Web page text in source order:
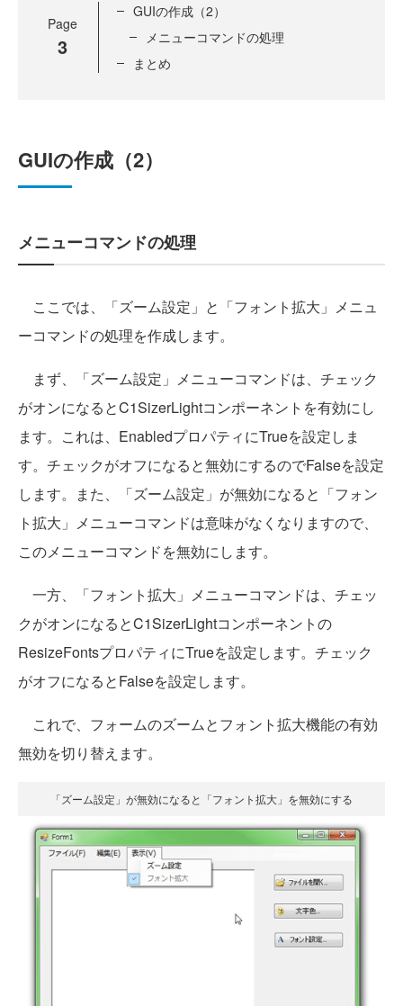
Page
3
GUIの作成（2）
メニューコマンドの処理
まとめ
GUIの作成（2）
メニューコマンドの処理
ここでは、「ズーム設定」と「フォント拡大」メニュ
ーコマンドの処理を作成します。
まず、「ズーム設定」メニューコマンドは、チェック
がオンになるとC1SizerLightコンポーネントを有効にし
ます。これは、EnabledプロパティにTrueを設定しま
す。チェックがオフになると無効にするのでFalseを設定
します。また、「ズーム設定」が無効になると「フォン
ト拡大」メニューコマンドは意味がなくなりますので、
このメニューコマンドを無効にします。
一方、「フォント拡大」メニューコマンドは、チェッ
クがオンになるとC1SizerLightコンポーネントの
ResizeFontsプロパティにTrueを設定します。チェック
がオフになるとFalseを設定します。
これで、フォームのズームとフォント拡大機能の有効
無効を切り替えます。
「ズーム設定」が無効になると「フォント拡大」を無効にする